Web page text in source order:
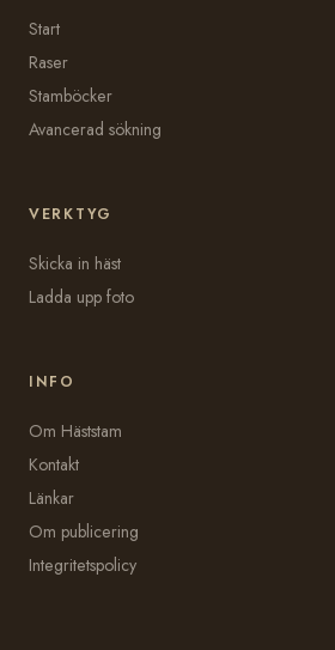
Start
Raser
Stamböcker
Avancerad sökning
VERKTYG
Skicka in häst
Ladda upp foto
INFO
Om Häststam
Kontakt
Länkar
Om publicering
Integritetspolicy